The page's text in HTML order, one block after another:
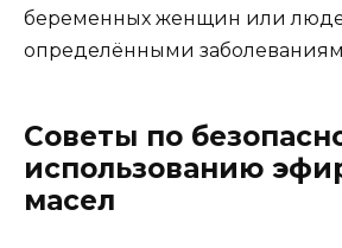
беременных женщин или
определёнными
Советы по
использованию
масел